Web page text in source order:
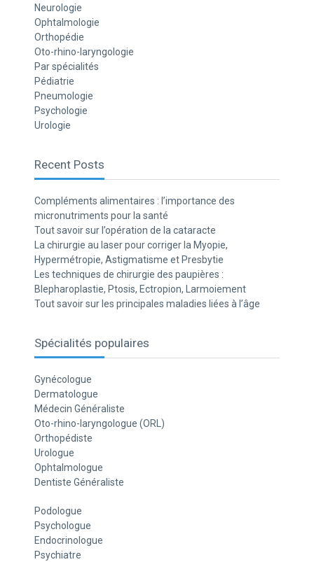
Neurologie
Ophtalmologie
Orthopédie
Oto-rhino-laryngologie
Par spécialités
Pédiatrie
Pneumologie
Psychologie
Urologie
Recent Posts
Compléments alimentaires : l’importance des
micronutriments pour la santé
Tout savoir sur l’opération de la cataracte
La chirurgie au laser pour corriger la Myopie,
Hypermétropie, Astigmatisme et Presbytie
Les techniques de chirurgie des paupières :
Blepharoplastie, Ptosis, Ectropion, Larmoiement
Tout savoir sur les principales maladies liées à l’âge
Spécialités populaires
Gynécologue
Dermatologue
Médecin Généraliste
Oto-rhino-laryngologue (ORL)
Orthopédiste
Urologue
Ophtalmologue
Dentiste Généraliste
Podologue
Psychologue
Endocrinologue
Psychiatre